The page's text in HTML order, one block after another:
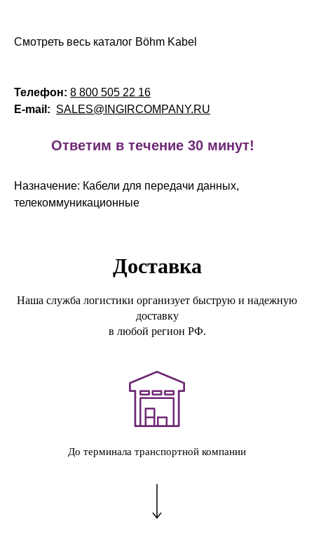
Смотреть весь каталог Böhm Kabel
Телефон: 8 800 505 22 16
E-mail: SALES@INGIRCOMPANY.RU
Ответим в течение 30 минут!
Назначение: Кабели для передачи данных,
телекоммуникационные
Доставка
Наша служба логистики организует быструю и надежную
доставку
в любой регион РФ.
До терминала транспортной компании